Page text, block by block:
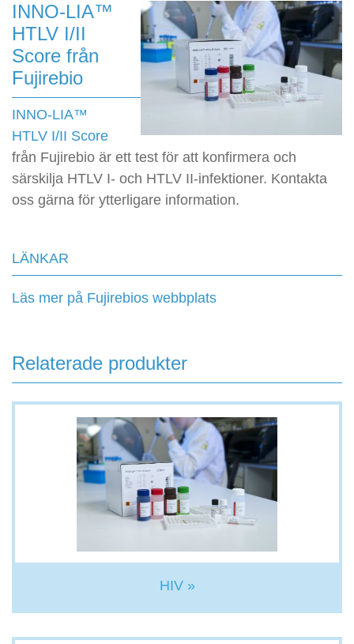
INNO-LIA™
HTLV I/II
Score från
Fujirebio
INNO-LIA™
HTLV I/II Score
från Fujirebio är ett test för att konfirmera och
särskilja HTLV I- och HTLV II-infektioner. Kontakta
oss gärna för ytterligare information.
LÄNKAR
Läs mer på Fujirebios webbplats
Relaterade produkter
HIV »